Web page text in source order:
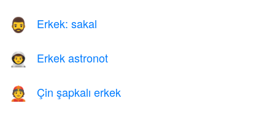
🧔‍♂️ Erkek: sakal
👨‍🚀 Erkek astronot
👲 Çin şapkalı erkek